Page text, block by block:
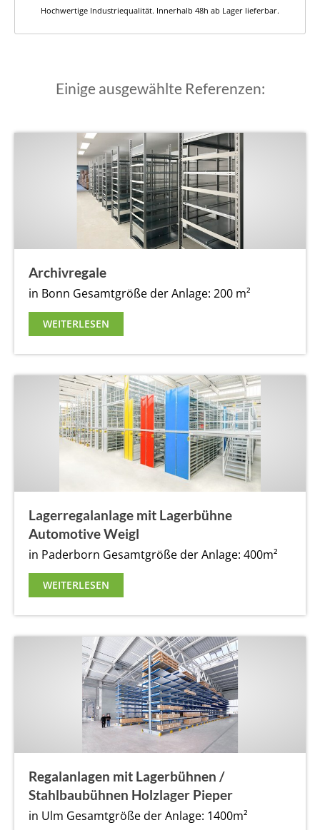
Hochwertige Industriequalität. Innerhalb 48h ab Lager lieferbar.
Einige ausgewählte Referenzen:
Archivregale
in Bonn Gesamtgröße der Anlage: 200 m²
WEITERLESEN
Lagerregalanlage mit Lagerbühne
Automotive Weigl
in Paderborn Gesamtgröße der Anlage: 400m²
WEITERLESEN
Regalanlagen mit Lagerbühnen /
Stahlbaubühnen Holzlager Pieper
in Ulm Gesamtgröße der Anlage: 1400m²